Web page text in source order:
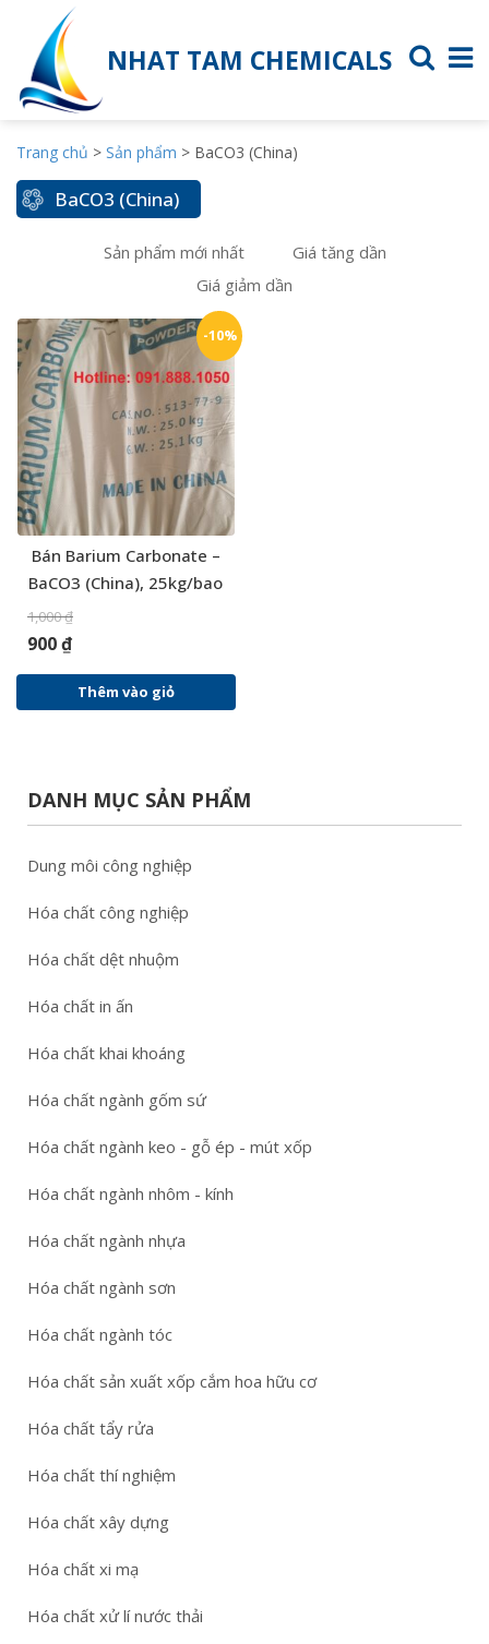
NHAT TAM CHEMICALS
Trang chủ > Sản phẩm > BaCO3 (China)
BaCO3 (China)
Sản phẩm mới nhất
Giá tăng dần
Giá giảm dần
-10%
Bán Barium Carbonate –
BaCO3 (China), 25kg/bao
1,000₫
900₫
Thêm vào giỏ
DANH MỤC SẢN PHẨM
Dung môi công nghiệp
Hóa chất công nghiệp
Hóa chất dệt nhuộm
Hóa chất in ấn
Hóa chất khai khoáng
Hóa chất ngành gốm sứ
Hóa chất ngành keo - gỗ ép - mút xốp
Hóa chất ngành nhôm - kính
Hóa chất ngành nhựa
Hóa chất ngành sơn
Hóa chất ngành tóc
Hóa chất sản xuất xốp cắm hoa hữu cơ
Hóa chất tẩy rửa
Hóa chất thí nghiệm
Hóa chất xây dựng
Hóa chất xi mạ
Hóa chất xử lí nước thải